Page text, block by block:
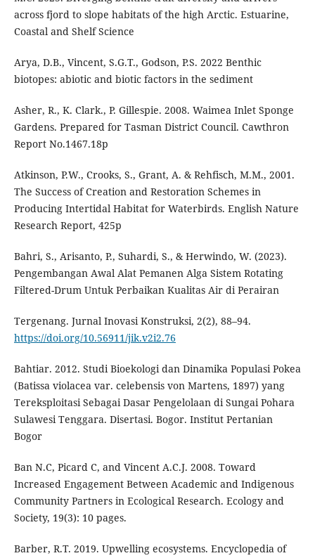
across fjord to slope habitats of the high Arctic. Estuarine,
Coastal and Shelf Science
Arya, D.B., Vincent, S.G.T., Godson, P.S. 2022 Benthic
biotopes: abiotic and biotic factors in the sediment
Asher, R., K. Clark., P. Gillespie. 2008. Waimea Inlet Sponge
Gardens. Prepared for Tasman District Council. Cawthron
Report No.1467.18p
Atkinson, P.W., Crooks, S., Grant, A. & Rehfisch, M.M., 2001.
The Success of Creation and Restoration Schemes in
Producing Intertidal Habitat for Waterbirds. English Nature
Research Report, 425p
Bahri, S., Arisanto, P., Suhardi, S., & Herwindo, W. (2023).
Pengembangan Awal Alat Pemanen Alga Sistem Rotating
Filtered-Drum Untuk Perbaikan Kualitas Air di Perairan
Tergenang. Jurnal Inovasi Konstruksi, 2(2), 88–94.
https://doi.org/10.56911/jik.v2i2.76
Bahtiar. 2012. Studi Bioekologi dan Dinamika Populasi Pokea
(Batissa violacea var. celebensis von Martens, 1897) yang
Tereksploitasi Sebagai Dasar Pengelolaan di Sungai Pohara
Sulawesi Tenggara. Disertasi. Bogor. Institut Pertanian
Bogor
Ban N.C, Picard C, and Vincent A.C.J. 2008. Toward
Increased Engagement Between Academic and Indigenous
Community Partners in Ecological Research. Ecology and
Society, 19(3): 10 pages.
Barber, R.T. 2019. Upwelling ecosystems. Encyclopedia of